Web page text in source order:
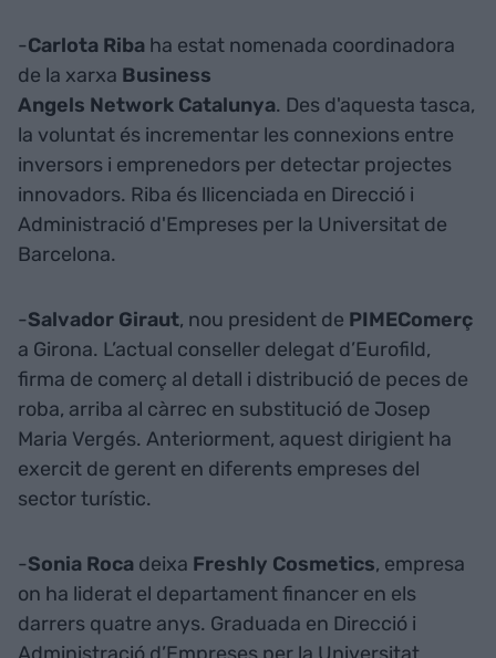
-Carlota Riba ha estat nomenada coordinadora
de la xarxa Business
Angels Network Catalunya. Des d'aquesta tasca,
la voluntat és incrementar les connexions entre
inversors i emprenedors per detectar projectes
innovadors. Riba és llicenciada en Direcció i
Administració d'Empreses per la Universitat de
Barcelona.
-Salvador Giraut, nou president de PIMEComerç
a Girona. L’actual conseller delegat d’Eurofild,
firma de comerç al detall i distribució de peces de
roba, arriba al càrrec en substitució de Josep
Maria Vergés. Anteriorment, aquest dirigient ha
exercit de gerent en diferents empreses del
sector turístic.
-Sonia Roca deixa Freshly Cosmetics, empresa
on ha liderat el departament financer en els
darrers quatre anys. Graduada en Direcció i